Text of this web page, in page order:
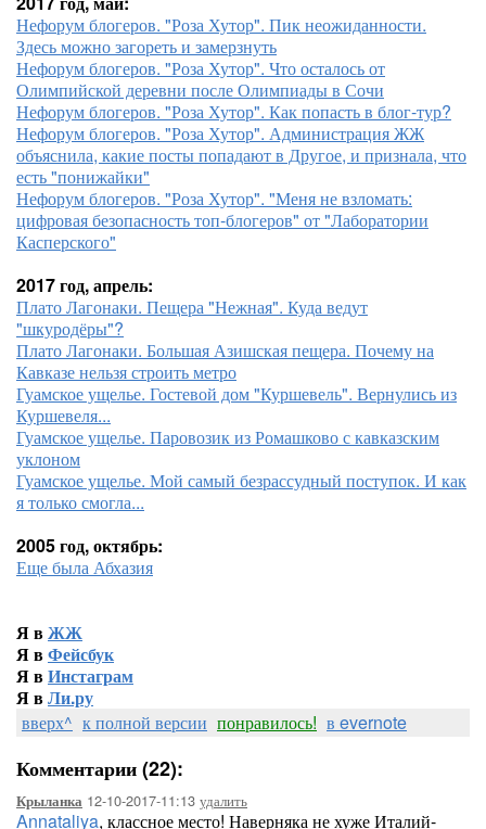
Нефорум блогеров. "Роза Хутор". Пик неожиданности.
Здесь можно загореть и замерзнуть
Нефорум блогеров. "Роза Хутор". Что осталось от
Олимпийской деревни после Олимпиады в Сочи
Нефорум блогеров. "Роза Хутор". Как попасть в блог-тур?
Нефорум блогеров. "Роза Хутор". Администрация ЖЖ
объяснила, какие посты попадают в Другое, и признала, что
есть "понижайки"
Нефорум блогеров. "Роза Хутор". "Меня не взломать:
цифровая безопасность топ-блогеров" от "Лаборатории
Касперского"
2017 год, апрель:
Плато Лагонаки. Пещера "Нежная". Куда ведут
"шкуродёры"?
Плато Лагонаки. Большая Азишская пещера. Почему на
Кавказе нельзя строить метро
Гуамское ущелье. Гостевой дом "Куршевель". Вернулись из
Куршевеля...
Гуамское ущелье. Паровозик из Ромашково с кавказским
уклоном
Гуамское ущелье. Мой самый безрассудный поступок. И как
я только смогла...
2005 год, октябрь:
Еще была Абхазия
Я вЖЖ
Я вФейсбук
Я вИнстаграм
Я вЛи.ру
вверх^ к полной версии понравилось! в evernote
Комментарии (22):
Крыланка 12-10-2017-11:13 удалить
Annataliya, классное место! Наверняка не хуже Италий-